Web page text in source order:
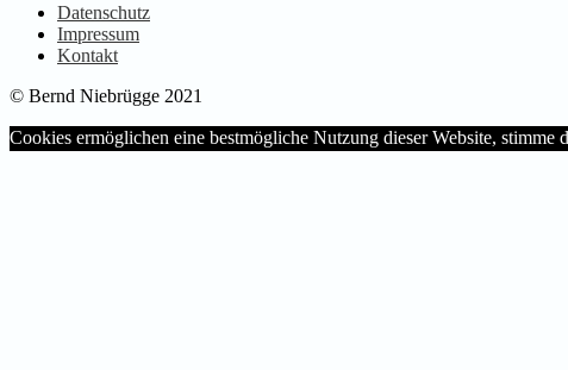
Datenschutz
Impressum
Kontakt
© Bernd Niebrügge 2021
Cookies ermöglichen eine bestmögliche Nutzung dieser Website, stimme